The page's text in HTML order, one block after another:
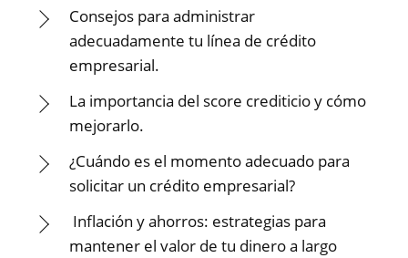
Consejos para administrar
adecuadamente tu línea de crédito
empresarial.
La importancia del score crediticio y cómo
mejorarlo.
¿Cuándo es el momento adecuado para
solicitar un crédito empresarial?
Inflación y ahorros: estrategias para
mantener el valor de tu dinero a largo